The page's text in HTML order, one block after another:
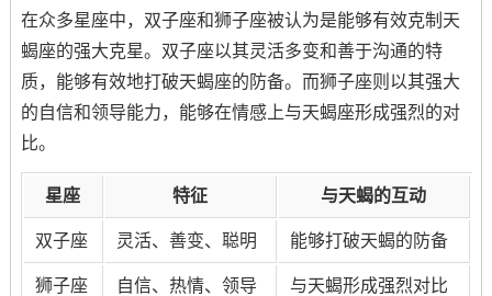
在众多星座中，双子座和狮子座被认为是能够有效克制天
蝎座的强大克星。双子座以其灵活多变和善于沟通的特
质，能够有效地打破天蝎座的防备。而狮子座则以其强大
的自信和领导能力，能够在情感上与天蝎座形成强烈的对
比。
星座 特征 与天蝎的互动
双子座 灵活、善变、聪明 能够打破天蝎的防备
狮子座 自信、热情、领导 与天蝎形成强烈对比